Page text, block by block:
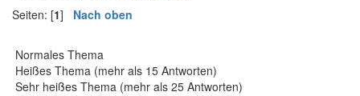
Seiten: [1] Nach oben
Normales Thema
Heißes Thema (mehr als 15 Antworten)
Sehr heißes Thema (mehr als 25 Antworten)